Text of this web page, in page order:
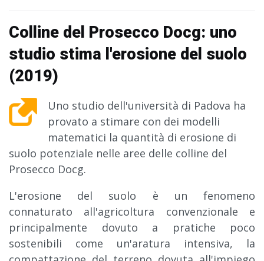
Colline del Prosecco Docg: uno
studio stima l'erosione del suolo
(2019)
Uno studio dell'università di Padova ha
provato a stimare con dei modelli
matematici la quantità di erosione di
suolo potenziale nelle aree delle colline del
Prosecco Docg.
L'erosione del suolo è un fenomeno
connaturato all'agricoltura convenzionale e
principalmente dovuto a pratiche poco
sostenibili come un'aratura intensiva, la